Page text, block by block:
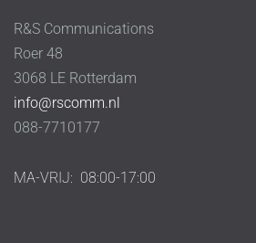
R&S Communications
Roer 48
3068 LE Rotterdam
info@rscomm.nl
088-7710177
MA-VRIJ: 08:00-17:00